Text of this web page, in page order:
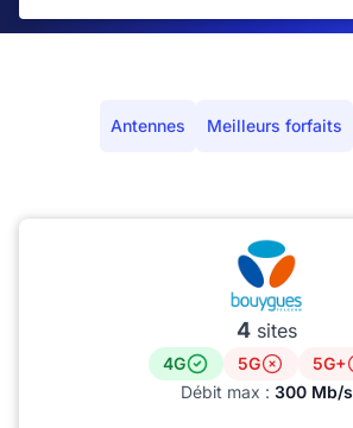
Antennes Meilleurs forfaits
4sites
4G 5G
5G+
Débit max : 300 Mb/s